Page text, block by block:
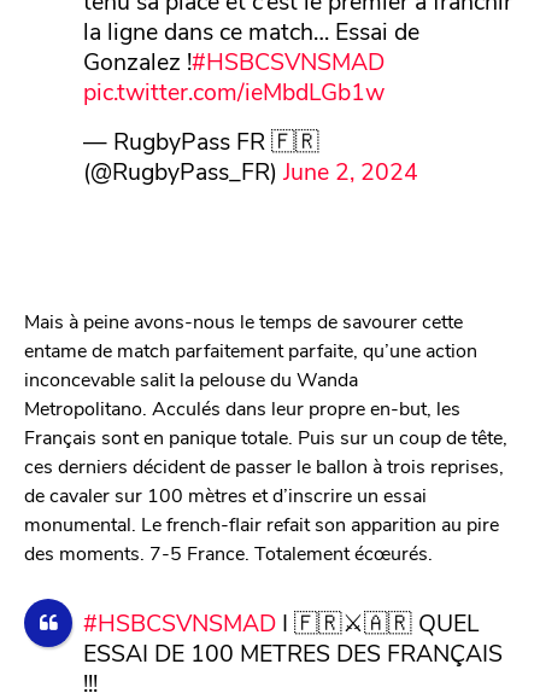
la ligne dans ce match… Essai de
Gonzalez !#HSBCSVNSMAD
pic.twitter.com/ieMbdLGb1w
— RugbyPass FR 🇫🇷
(@RugbyPass_FR) June 2, 2024
Mais à peine avons-nous le temps de savourer cette
entame de match parfaitement parfaite, qu’une action
inconcevable salit la pelouse du Wanda
Metropolitano. Acculés dans leur propre en-but, les
Français sont en panique totale. Puis sur un coup de tête,
ces derniers décident de passer le ballon à trois reprises,
de cavaler sur 100 mètres et d’inscrire un essai
monumental. Le french-flair refait son apparition au pire
des moments. 7-5 France. Totalement écœurés.
#HSBCSVNSMADI 🇫🇷⚔️🇦🇷 QUEL
ESSAI DE 100 METRES DES FRANÇAIS
!!!